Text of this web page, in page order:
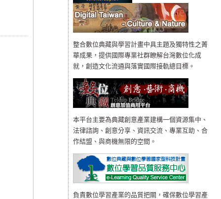
整合數位典藏與學習計畫中具主題及獨特性之菁
華成果，提供國際專業社群瞭解台灣數位化成
就，創造文化流通與落實國際接軌總目標。
本平台主要為典藏創意產業建構一個資源集中、
法律諮詢、創意分享、資訊交流、專業互助、合
作結盟、與商機無限的空間。
負責數位學習產業的品質把關，確保數位學習產